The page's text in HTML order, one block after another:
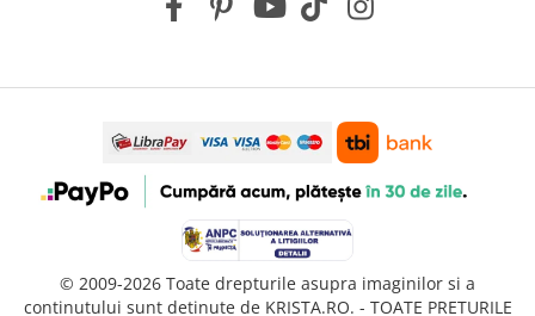
© 2009-2026 Toate drepturile asupra imaginilor si a
continutului sunt detinute de KRISTA.RO. - TOATE PRETURILE